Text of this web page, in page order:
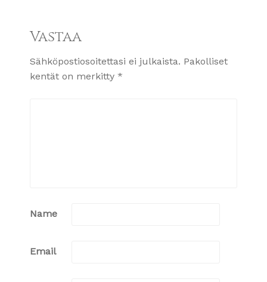
Vastaa
Sähköpostiosoitettasi ei julkaista. Pakolliset
kentät on merkitty *
Name
Email